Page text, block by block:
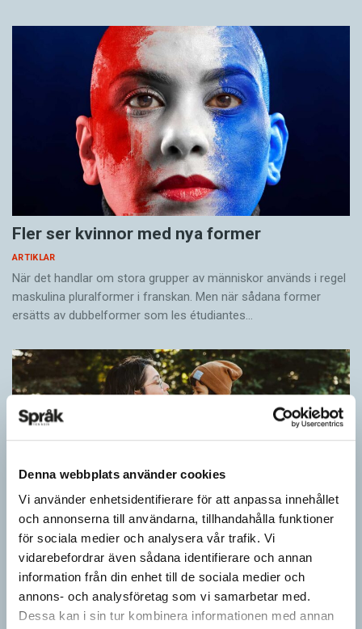
Denna webbplats använder cookies
Vi använder enhetsidentifierare för att anpassa innehållet
och annonserna till användarna, tillhandahålla funktioner
för sociala medier och analysera vår trafik. Vi
vidarebefordrar även sådana identifierare och annan
information från din enhet till de sociala medier och
annons- och analysföretag som vi samarbetar med.
Dessa kan i sin tur kombinera informationen med annan
Fler ser kvinnor med nya former
ARTIKLAR
När det handlar om stora grupper av människor används i regel
maskulina pluralformer i franskan. Men när sådana ­former
ersätts av dubbel­former som les étudiantes…
Pronomen avslöjar vem som ska tala
ARTIKLAR
Vid två års ålder har barn begränsad förståelse för
meningsstruktur. Ändå har tvååringar lärt sig grunderna